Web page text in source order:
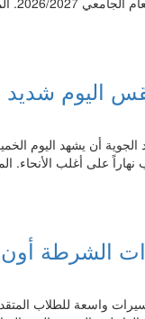
اليوم شديد
على أغلب الأنحاء.
الشرطة
واسعة للطلاب